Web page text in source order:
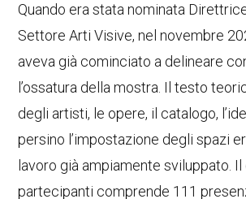
Quando era stata nominata
Settore Arti Visive, nel novembre
aveva già cominciato a delineare
l’ossatura della mostra. Il testo
degli artisti, le opere, il catalogo,
persino l’impostazione degli spazi
lavoro già ampiamente sviluppato.
partecipanti comprende 111